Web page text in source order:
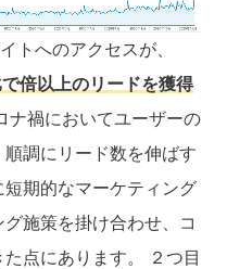
トへのアクセスが、
倍以上のリードを獲得
ナ禍においてユーザーの
調にリード数を伸ばす
期的なマーケティング
施策を掛け合わせ、コ
点にあります。 ２つ目